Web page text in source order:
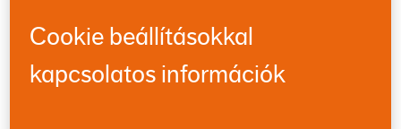
Mit kell tudni az Általános adatvédelmi rendeletről
Cookie beállításokkal
kapcsolatos információk